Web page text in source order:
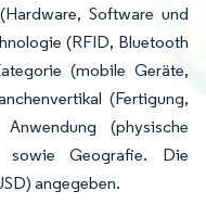
Software und
(RFID, Bluetooth
(mobile Geräte,
(Fertigung,
(physische
sowie Geografie. Die
angegeben.